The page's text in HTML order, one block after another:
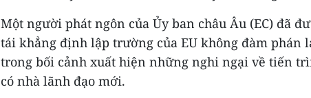
Một người phát ngôn của Ủy ban châu Âu (EC) đã
tái khẳng định lập trường của EU không đàm phán
trong bối cảnh xuất hiện những nghi ngại về tiến
có nhà lãnh đạo mới.